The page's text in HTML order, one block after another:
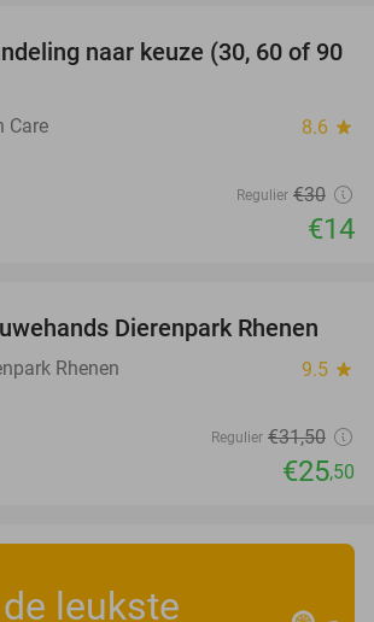
53%
naar keuze (30, 60 of 90
Care 8.6 star
Regulier €30
€14
19%
Dierenpark Rhenen
Rhenen 9.5 star
Regulier €31,50
€25,50
leukste